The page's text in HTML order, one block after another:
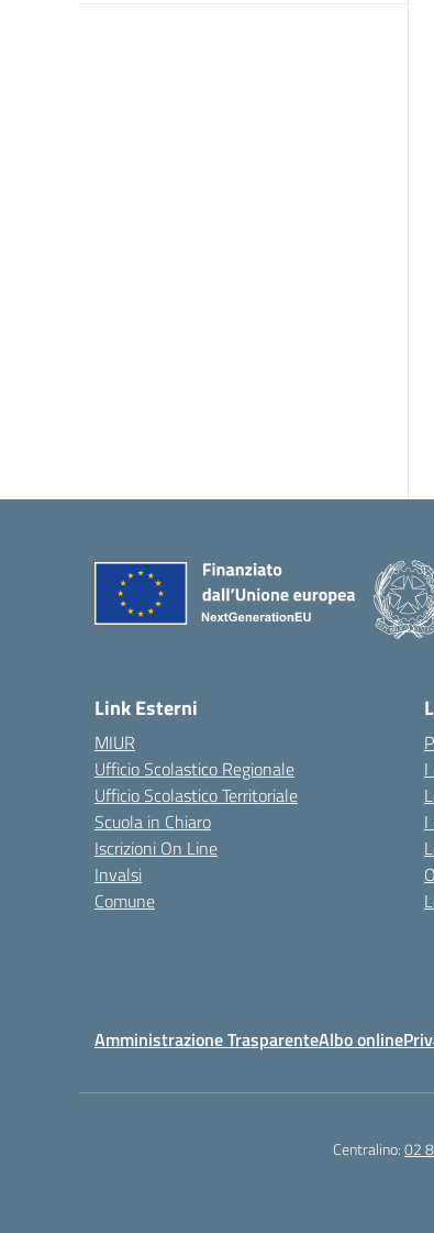
Link Esterni
MIUR
Ufficio Scolastico Regionale
Ufficio Scolastico Territoriale
Scuola in Chiaro
Iscrizioni On Line
Invalsi
Comune
I
I
Amministrazione TrasparenteAlbo online
Centralino:02